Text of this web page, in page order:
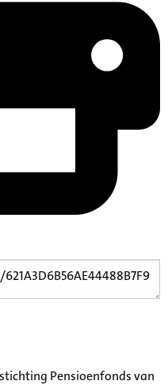
Pensioenfonds van